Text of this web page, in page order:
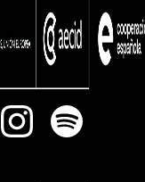
InstagramSpotify